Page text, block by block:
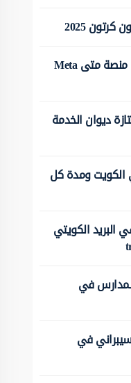
2025
كيفية التسجيل في منصة متى Meta
ديوان الخدمة
الكويت ومدة كل
البريد الكويتي
في
في